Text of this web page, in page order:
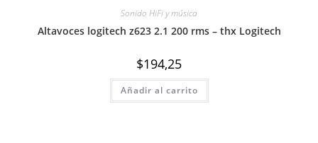
Sonido HiFi y música
Altavoces logitech z623 2.1 200 rms – thx Logitech
$194,25
Añadir al carrito